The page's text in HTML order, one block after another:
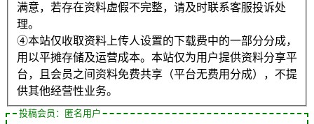
满意，若存在资料虚假不完整，请及时联系客服投诉处
理。
④本站仅收取资料上传人设置的下载费中的一部分分成，
用以平摊存储及运营成本。本站仅为用户提供资料分享平
台，且会员之间资料免费共享（平台无费用分成），不提
供其他经营性业务。
投稿会员：匿名用户